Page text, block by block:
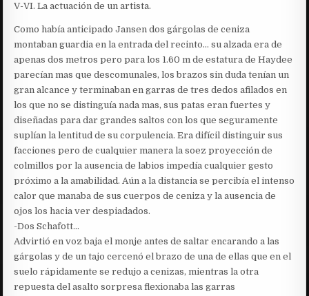
V-VI. La actuación de un artista.
Como había anticipado Jansen dos gárgolas de ceniza
montaban guardia en la entrada del recinto… su alzada era de
apenas dos metros pero para los 1.60 m de estatura de Haydee
parecían mas que descomunales, los brazos sin duda tenían un
gran alcance y terminaban en garras de tres dedos afilados en
los que no se distinguía nada mas, sus patas eran fuertes y
diseñadas para dar grandes saltos con los que seguramente
suplían la lentitud de su corpulencia. Era difícil distinguir sus
facciones pero de cualquier manera la soez proyección de
colmillos por la ausencia de labios impedía cualquier gesto
próximo a la amabilidad. Aún a la distancia se percibía el intenso
calor que manaba de sus cuerpos de ceniza y la ausencia de
ojos los hacia ver despiadados.
-Dos Schafott…
Advirtió en voz baja el monje antes de saltar encarando a las
gárgolas y de un tajo cercenó el brazo de una de ellas que en el
suelo rápidamente se redujo a cenizas, mientras la otra
repuesta del asalto sorpresa flexionaba las garras